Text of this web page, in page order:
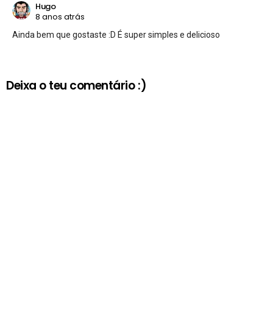
Hugo
8 anos atrás
Ainda bem que gostaste :D É super simples e delicioso
Deixa o teu comentário :)